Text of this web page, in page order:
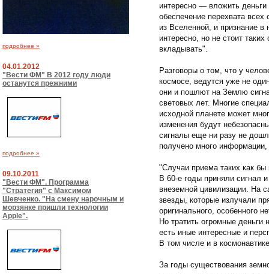
подробнее »
04.01.2012
"Вести ФМ" В 2012 году люди
останутся прежними
подробнее »
09.10.2011
"Вести ФМ". Программа
"Стратегия" с Максимом
Шевченко. "На смену нарочным и
морзянке пришли технологии
Apple".
интересно — вложить деньги
обеспечение перехвата всех
из Вселенной, и признание в
интересно, но не стоит
вкладывать".
Разговоры о том, что у
космосе, ведутся уже не
они и пошлют на Землю
световых лет. Многие
исходной планете может
изменения будут
сигналы еще ни разу не
получено много
"Случаи приема таких как
В 60-е годы приняли сигнал
внеземной цивилизации. На
звезды, которые излучали
оригинального, особенного
Но тратить огромные деньги
есть иные интересные и
В том числе и в
За годы существования